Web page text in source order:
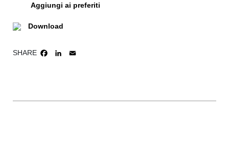
Aggiungi ai preferiti
Download
SHARE FACEBOOK
LINKEDIN